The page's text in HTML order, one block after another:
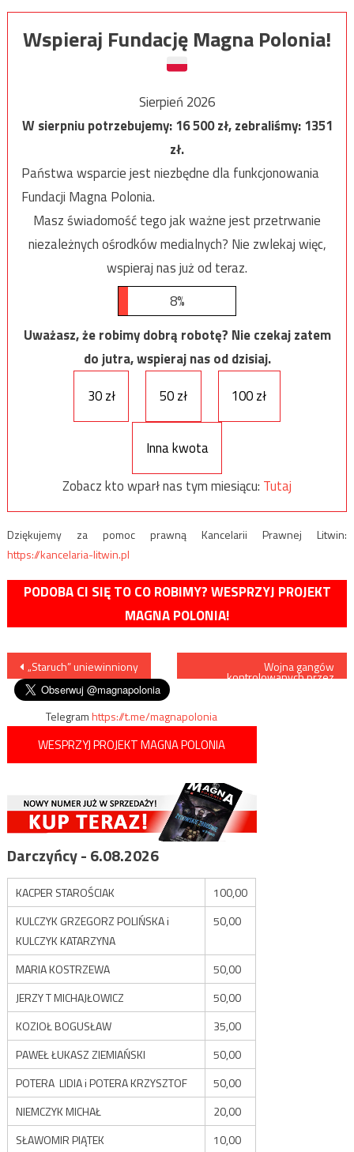
Wspieraj Fundację Magna Polonia!
Sierpień 2026
W sierpniu potrzebujemy:16 500zł, zebraliśmy:1351
zł.
Państwa wsparcie jest niezbędne dla funkcjonowania
Fundacji Magna Polonia.
Masz świadomość tego jak ważne jest przetrwanie
niezależnych ośrodków medialnych? Nie zwlekaj więc,
wspieraj nas już od teraz.
8%
Uważasz, że robimy dobrą robotę? Nie czekaj zatem
do jutra, wspieraj nas od dzisiaj.
30 zł
50 zł 100 zł
Inna kwota
Zobacz kto wparł nas tym miesiącu: Tutaj
Dziękujemy za pomoc prawną Kancelarii Prawnej Litwin:
https://kancelaria-litwin.pl
PODOBA CI SIĘ TO CO ROBIMY? WESPRZYJ PROJEKT
MAGNA POLONIA!
Nawigacja
wpisu
„Staruch” uniewinniony Wojna gangów
kontrolowanych przez
Telegramhttps://t.me/magnapolonia
WESPRZYJ PROJEKT MAGNA POLONIA
Darczyńcy - 6.08.2026
KACPER STAROŚCIAK
100,00
KULCZYK GRZEGORZ POLIŃSKA i
KULCZYK KATARZYNA
50,00
MARIA KOSTRZEWA
50,00
JERZY T MICHAJŁOWICZ
50,00
KOZIOŁ BOGUSŁAW
35,00
PAWEŁ ŁUKASZ ZIEMIAŃSKI
50,00
POTERA LIDIA i POTERA KRZYSZTOF
50,00
NIEMCZYK MICHAŁ
20,00
SŁAWOMIR PIĄTEK
10,00